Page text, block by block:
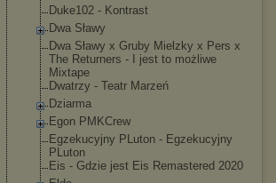
http://
Duke102 - Kontrast
Dwa Sławy
Dwa Sławy x Gruby Mielzky x Pers x
The Returners - I jest to możliwe
Mixtape
Dwatrzy - Teatr Marzeń
Dziarma
Egon PMKCrew
Egzekucyjny PLuton - Egzekucyjny
PLuton
Eis - Gdzie jest Eis Remastered 2020